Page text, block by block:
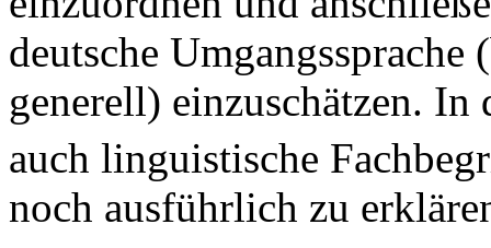
deutsche Umgangssprache
generell) einzuschätzen. In
auch linguistische
noch ausführlich zu